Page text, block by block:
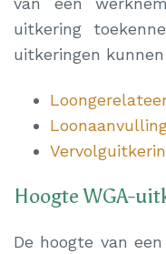
uitkering
uitkeringen
Hoogte WGA-
De hoogte van